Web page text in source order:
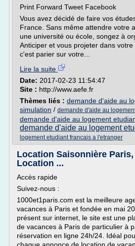
Print Forward Tweet Facebook
Vous avez décidé de faire vos
France. Sans même attendre votre
une université ou école, songez à
Anticiper et vous projeter dans votre
c'est parier sur votre...
Lire la suite
Date: 2017-02-23 11:54:47
Site : http://www.aefe.fr
Thèmes liés : demande d'aide au
simulation / demande d'aide au
demande d'aide au logement
demande d'aide au logement
logement etudiant francais a l'etranger
Location Saisonnière
Location ...
Accès rapide
Suivez-nous :
1000et1paris.com est la meilleure
vacances à Paris et fondée en mai
présent sur internet, le site est une
de vacances à Paris de particulier à
réservation en ligne 24h/24. Idéal